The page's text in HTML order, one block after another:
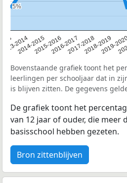
2013-20142014-20152015-20162016-20172017-20182018-2019
2019-
5%
5%
Bovenstaande grafiek toont het
leerlingen per schooljaar dat in
is blijven zitten. De gegevens
De grafiek toont het
van 12 jaar of ouder, die meer
basisschool hebben gezeten.
Bron zittenblijven